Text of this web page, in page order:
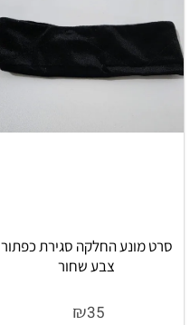
סרט מונע החלקה סגירת כפתור
צבע שחור
₪35